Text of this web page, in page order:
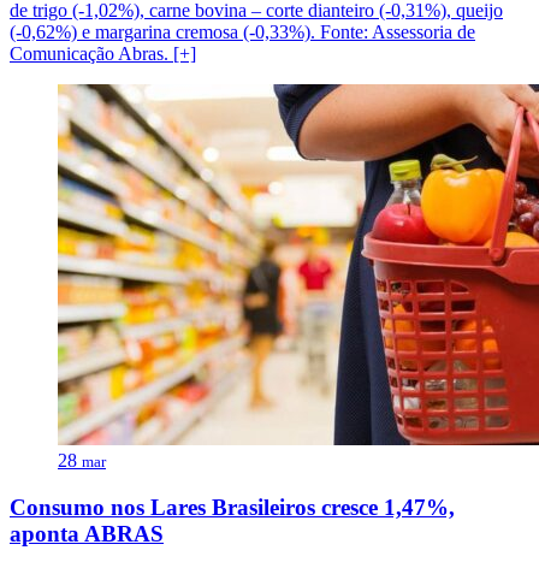
de trigo (-1,02%), carne bovina – corte dianteiro (-0,31%), queijo
(-0,62%) e margarina cremosa (-0,33%). Fonte: Assessoria de
Comunicação Abras. [+]
28 mar
Consumo nos Lares Brasileiros cresce 1,47%,
aponta ABRAS